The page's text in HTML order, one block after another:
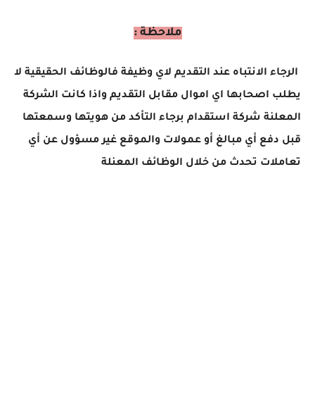
ملاحظة :
الرجاء الانتباه عند التقديم لاي وظيفة فالوظائف الحقيقية لا
يطلب اصحابها اي اموال مقابل التقديم واذا كانت الشركة
المعلنة شركة استقدام برجاء التأكد من هويتها وسمعتها
قبل دفع أي مبالغ أو عمولات والموقع غير مسؤول عن أي
تعاملات تحدث من خلال الوظائف المعنلة